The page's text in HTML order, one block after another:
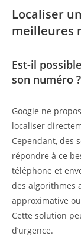
Localiser
meilleures
Est-il
son numéro ?
Google ne
localiser
Cependant, des
répondre à ce
téléphone et
des algorithmes
approximative
Cette solution
d’urgence.